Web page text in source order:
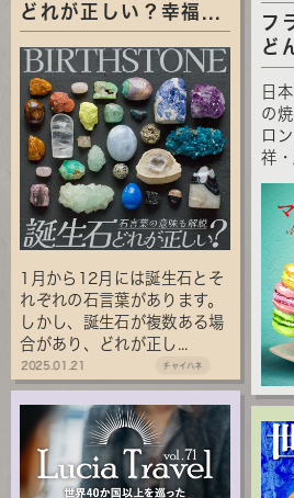
どれが正しい？幸福...
1月から12月には誕生石とそ
れぞれの石言葉があります。
しかし、誕生石が複数ある場
合があり、どれが正し...
2025.01.21 チャイハネ
フ
ど
日
の
ロ
祥